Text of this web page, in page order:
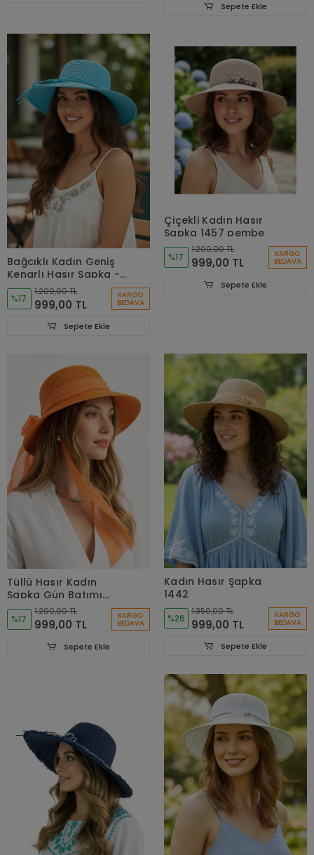
Sepete Ekle
Bağcıklı Kadın Geniş
Kenarlı Hasır Şapka -
Turkuaz Örgü Şerit
Detaylı Geniş Kenarlı
Kadın Hasır Plaj
Şapkası-2384
%17
1.200,00 TL
999,00 TL
KARGO
BEDAVA
Sepete Ekle
Çiçekli Kadın Hasır
Şapka 1457 pembe
%17
1.200,00 TL
999,00 TL
KARGO
BEDAVA
Sepete Ekle
Tüllü Hasır Kadın
Şapka Gün Batımı
Zarafeti: Şifon Kurdele
Detaylı Turuncu Kadın
Hasır Plaj Şapkası 1930
%17
1.200,00 TL
999,00 TL
KARGO
BEDAVA
Sepete Ekle
Kadın Hasır Şapka
1442
%26
1.350,00 TL
999,00 TL
KARGO
BEDAVA
Sepete Ekle